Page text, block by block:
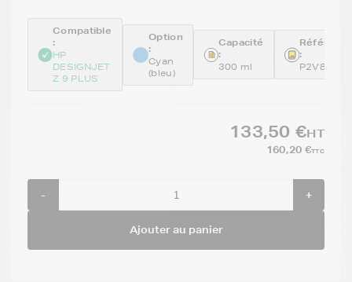
Compatible
:
HP
DESIGNJET
Z 9 PLUS
Option
:
Cyan
(bleu)
Capacité
:
300 ml
:
P2V80A
133,50 €HT
160,20 €TTC
- +
Ajouter au panier